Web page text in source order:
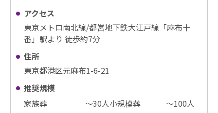
アクセス
東京メトロ南北線/都営地下鉄大江戸線「麻布十
番」駅より 徒歩約7分
住所
東京都港区元麻布1-6-21
推奨規模
家族葬
〜30⼈小規模葬
〜100⼈